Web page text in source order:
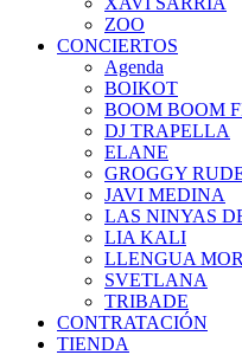
ZOO
CONCIERTOS
Agenda
BOIKOT
BOOM BOOM
DJ TRAPELLA
ELANE
GROGGY
JAVI MEDINA
LAS NINYAS
LIA KALI
LLENGUA
SVETLANA
TRIBADE
CONTRATACIÓN
TIENDA